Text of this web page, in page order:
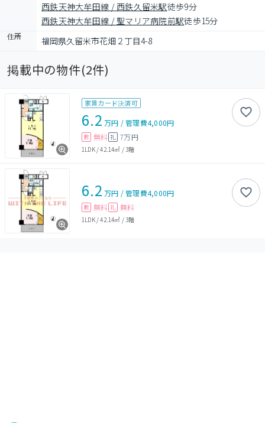
西鉄天神大牟田線 / 西鉄久留米駅徒歩9分
西鉄天神大牟田線 / 聖マリア病院前駅徒歩15分
住所 福岡県久留米市花畑２丁目4-8
掲載中の物件(2件)
家賃カード決済可
6.2 万円 /管理費4,000円
敷 無料 礼 7万円
1LDK/42.14㎡ /3階
6.2 万円 /管理費4,000円
敷 無料 礼 無料
1LDK/42.14㎡ /3階